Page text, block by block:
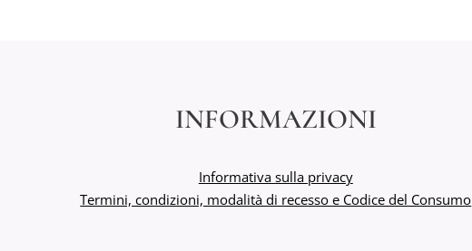
INFORMAZIONI
Informativa sulla privacy
Termini, condizioni, modalità di recesso e Codice del Consumo